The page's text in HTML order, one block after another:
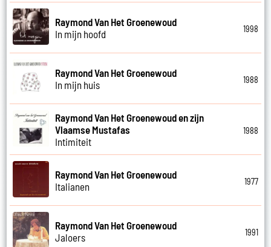
Raymond Van Het Groenewoud
In mijn hoofd
1998
Raymond Van Het Groenewoud
In mijn huis
1988
Raymond Van Het Groenewoud en zijn
Vlaamse Mustafas
Intimiteit
1988
Raymond Van Het Groenewoud
Italianen
1977
Raymond Van Het Groenewoud
Jaloers
1991